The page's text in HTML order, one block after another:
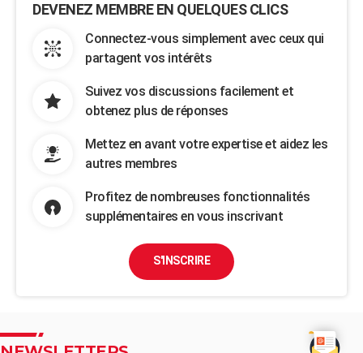
DEVENEZ MEMBRE EN QUELQUES CLICS
Connectez-vous simplement avec ceux qui
partagent vos intérêts
Suivez vos discussions facilement et
obtenez plus de réponses
Mettez en avant votre expertise et aidez les
autres membres
Profitez de nombreuses fonctionnalités
supplémentaires en vous inscrivant
S'INSCRIRE